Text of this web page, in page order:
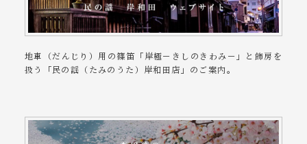
地車（だんじり）用の篠笛「岸極－きしのきわみ－」と飾房を
扱う「民の謡（たみのうた）岸和田店」のご案内。